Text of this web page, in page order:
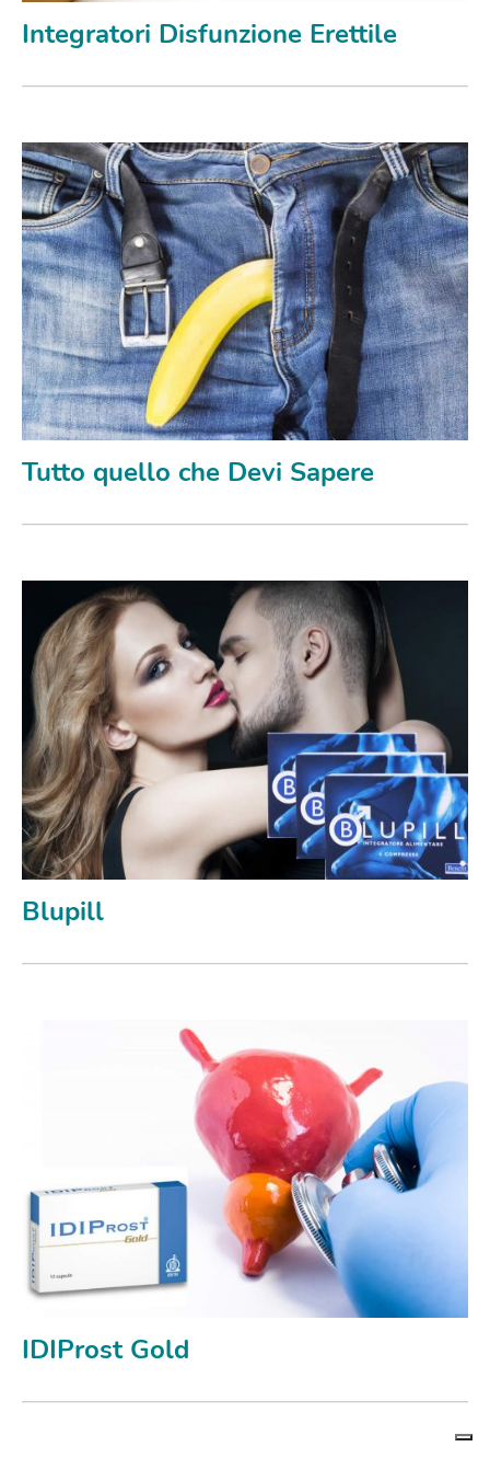
Integratori Disfunzione Erettile
Tutto quello che Devi Sapere
Blupill
IDIProst Gold